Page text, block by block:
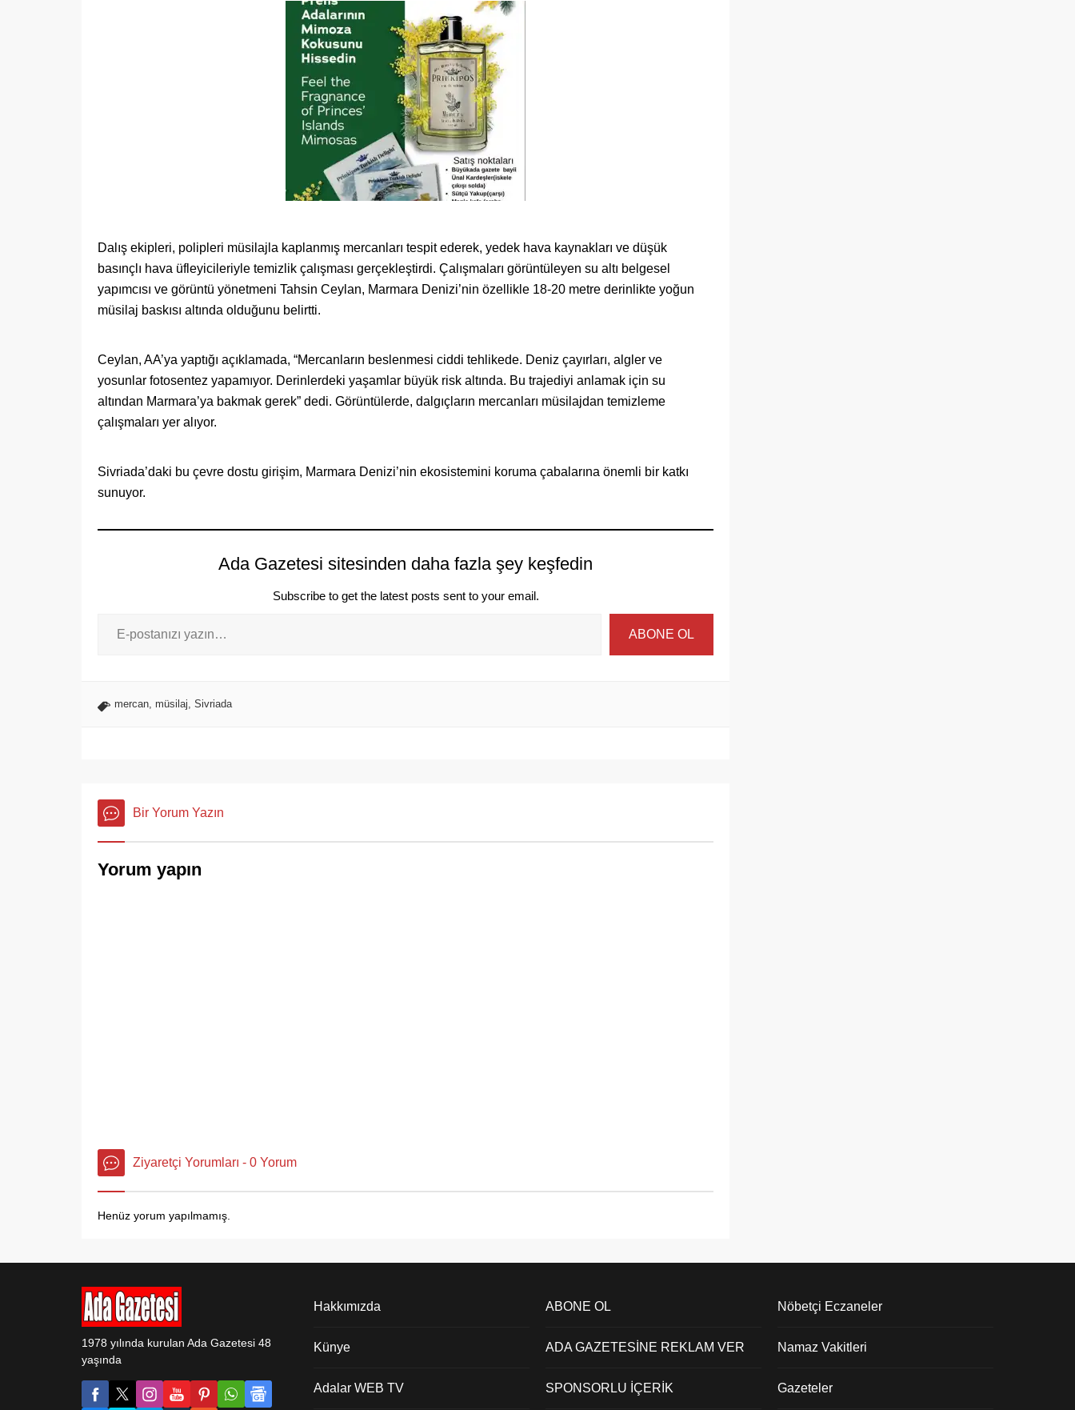
Dalış ekipleri, polipleri müsilajla kaplanmış mercanları tespit ederek, yedek hava kaynakları ve düşük
basınçlı hava üfleyicileriyle temizlik çalışması gerçekleştirdi. Çalışmaları görüntüleyen su altı belgesel
yapımcısı ve görüntü yönetmeni Tahsin Ceylan, Marmara Denizi’nin özellikle 18-20 metre derinlikte yoğun
müsilaj baskısı altında olduğunu belirtti.
Ceylan, AA’ya yaptığı açıklamada, “Mercanların beslenmesi ciddi tehlikede. Deniz çayırları, algler ve
yosunlar fotosentez yapamıyor. Derinlerdeki yaşamlar büyük risk altında. Bu trajediyi anlamak için su
altından Marmara’ya bakmak gerek” dedi. Görüntülerde, dalgıçların mercanları müsilajdan temizleme
çalışmaları yer alıyor.
Sivriada’daki bu çevre dostu girişim, Marmara Denizi’nin ekosistemini koruma çabalarına önemli bir katkı
sunuyor.
Ada Gazetesi sitesinden daha fazla şey keşfedin
Subscribe to get the latest posts sent to your email.
ABONE OL
mercan, müsilaj, Sivriada
Bir Yorum Yazın
Yorum yapın
Ziyaretçi Yorumları - 0 Yorum
Henüz yorum yapılmamış.
1978 yılında kurulan Ada Gazetesi 48
yaşında
Hakkımızda
Künye
Adalar WEB TV
ABONE OL
ADA GAZETESİNE REKLAM VER
SPONSORLU İÇERİK
Nöbetçi Eczaneler
Namaz Vakitleri
Gazeteler